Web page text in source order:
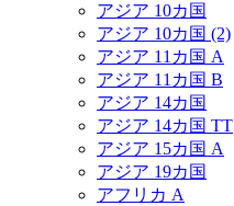
アジア 10カ国
アジア 10カ国 (2)
アジア 11カ国 A
アジア 11カ国 B
アジア 14カ国
アジア 14カ国 TT
アジア 15カ国 A
アジア 19カ国
アフリカ A